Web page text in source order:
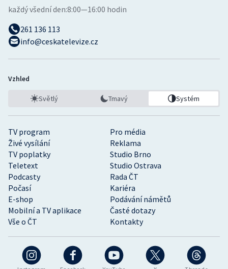
TV program
Pro média
Živé vysílání
Reklama
TV poplatky
Studio Brno
Teletext
Studio Ostrava
Podcasty
Rada ČT
Počasí
Kariéra
E-shop
Podávání námětů
Mobilní a TV aplikace
Časté dotazy
Vše o ČT
Kontakty
každý všední den:8:00—16:00 hodin
261 136 113
info@ceskatelevize.cz
Vzhled
Světlý Tmavý Systém